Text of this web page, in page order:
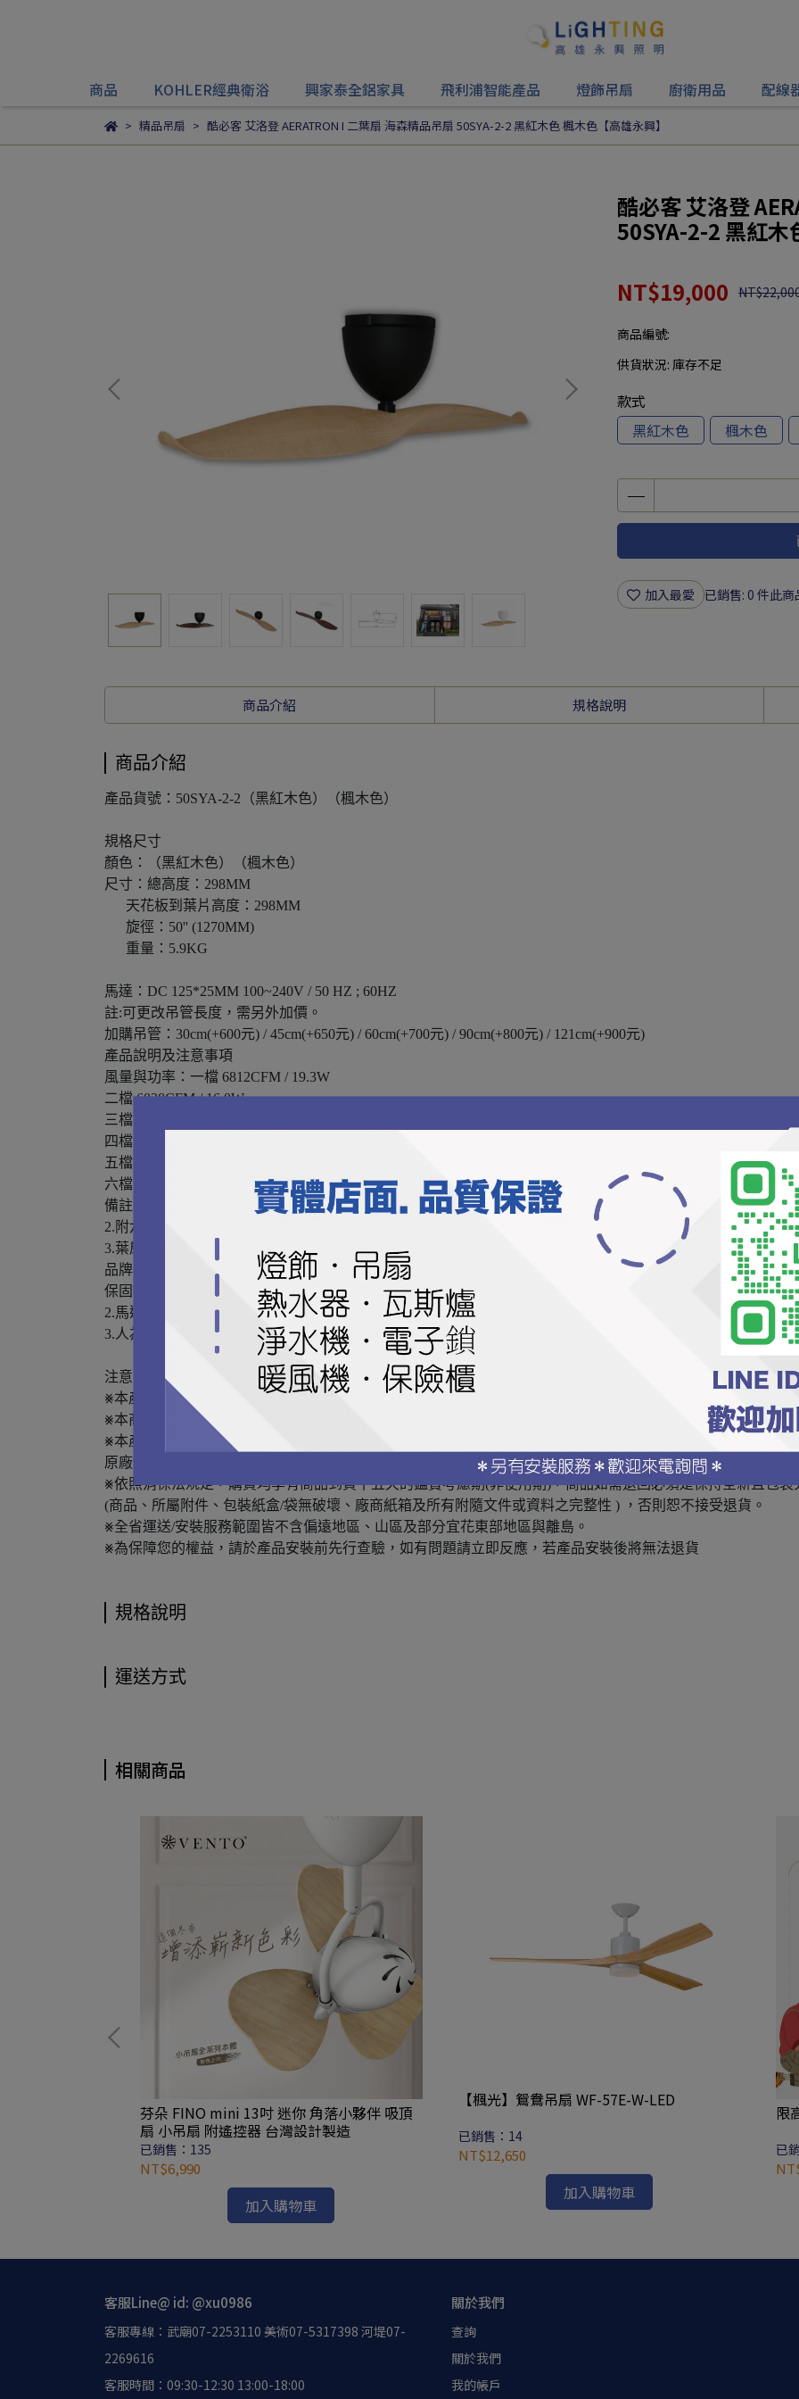
商品 KOHLER經典衛浴 興家泰全鋁家具 飛利浦智能產品 燈飾吊扇 廚衛用品 配線
精品吊扇 酷必客 艾洛登 AERATRON I 二葉扇 海森精品吊扇 50SYA-2-2 黑紅木色 楓木色【高雄永興】
酷必客 艾洛登
50SYA-2-2 黑紅
NT$19,000
商品編號:
供貨狀況: 庫存不足
款式
黑紅木色
楓木色
加入最愛 已銷售: 0 件此
商品介紹 規格說明
商品介紹
產品貨號：50SYA-2-2（黑紅木色）（楓木色）
規格尺寸
顏色：（黑紅木色）（楓木色）
尺寸：總高度：298MM
天花板到葉片高度：298MM
旋徑：50'' (1270MM)
重量：5.9KG
馬達：DC 125*25MM 100~240V / 50 HZ ; 60HZ
註:可更改吊管長度，需另外加價。
加購吊管：30cm(+600元) / 45cm(+650元) / 60cm(+700元) / 90cm(+800元) / 121cm(+900元)
產品說明及注意事項
風量與功率：一檔 6812CFM / 19.3W
二檔 6028CFM / 16.0W
三檔 5765CFM / 12.6W
四檔 4730CFM / 9.4 W
五檔 3469CFM / 6.2 W
六檔 2938CFM / 3.0 W
備註：1.建議樓高2.60m以上
2.附六速遙控器，無燈光
3.葉扇可反轉
品牌：澳洲 AERATRON
保固說明：1.馬達及遙控一年保固
2.馬達永久保修
3.人為因素造成損壞則不在保固範圍內，需收取維修費
注意事項
⨳本產品一經安裝即視同接受商品，不得退貨。
⨳本商品保固以原廠公佈為主。
⨳本產品頁面資料為原廠所提供，若有變動，以實際商品為主。
原廠保留變更之權利，若有變更，恕不另行通知！
⨳依照消保法規定，購買均享有商品到貨十五天的鑑賞考慮期(非使用期)，商品如需退回必須是保持全新且包裝
(商品、所屬附件、包裝紙盒/袋無破壞、廠商紙箱及所有附隨文件或資料之完整性 ) ，否則恕不接受退貨。
⨳全省運送/安裝服務範圍皆不含偏遠地區、山區及部分宜花東部地區與離島。
⨳為保障您的權益，請於產品安裝前先行查驗，如有問題請立即反應，若產品安裝後將無法退貨
規格說明
運送方式
相關商品
芬朵 FINO mini 13吋 迷你 角落小夥伴 吸頂
扇 小吊扇 附遙控器 台灣設計製造
已銷售：135
NT$6,990
加入購物車
【楓光】鴛鴦吊扇 WF-57E-W-LED
已銷售：14
NT$12,650
加入購物車
限
已
客服Line@ id: @xu0986
客服專線：武廟07-2253110 美術07-5317398 河堤07-
2269616
客服時間：09:30-12:30 13:00-18:00
關於我們
查詢
關於我們
我的帳戶